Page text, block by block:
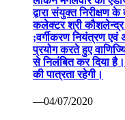
द्वारा संयुक्त निरीक्षण
कलेक्टर श्री कौशलेन्द्र
;वर्गीकरण नियंत्रण एवं
प्रयोग करते हुए
से निलंबित कर दिया है।
की पात्रता रहेगी।
—04/07/2020